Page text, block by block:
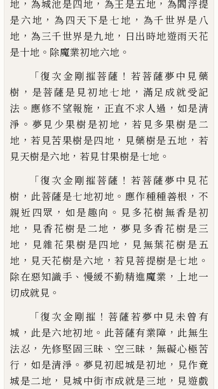
地 ， 為城池是四地 ， 為王是五地 ， 為閻浮提
是六地 ， 為四天下是七地 ， 為千世界是八
地 ， 為三千世界是九地 ， 日出時地遊雨天花
是十地 。 除魔業初地六地 。
「復次金剛摧菩薩 ！ 若菩薩夢中 見藥
樹 ， 是菩薩是見初地七地 ， 滿足成就受記
法 。 應修不望報施 ， 正直不求人過 ， 如是清
淨 。 夢見少果樹是初地 ， 若見多果樹是二
地 ，若見苦果樹是四地 ， 見藥樹是五地 ， 若
見天樹是六地 ， 若見甘果樹是七地 。
「復次金剛摧菩薩 ！ 若菩薩夢中見花
樹 ， 此菩薩是七地初地 。 應作種種善根 ， 不
親近四眾 ， 如是趣向 。 見多花樹無香是初
地 ， 見香花樹是二地 ， 夢見多香花樹是三
地 ， 見雜花果樹是四地 ， 見無葉花樹是五
地 ， 見天花樹是六地 ，若見菩提樹是七地 。
除在惡知識手 、 慢緩不勤精進魔業 ，
上地一
切成就見 。
「復次金剛摧 ！ 菩薩若夢中見未曾有
城 ， 此是六地初地 。 此菩薩有業障 ， 此無生
法忍 ， 先修堅固三昧 、 空三昧 ， 無礙心極苦
行 ， 如是清淨 。 夢見初起城是初地 ， 見作竟
城是二地 ， 見城中街市成就是三地 ， 見遊戲